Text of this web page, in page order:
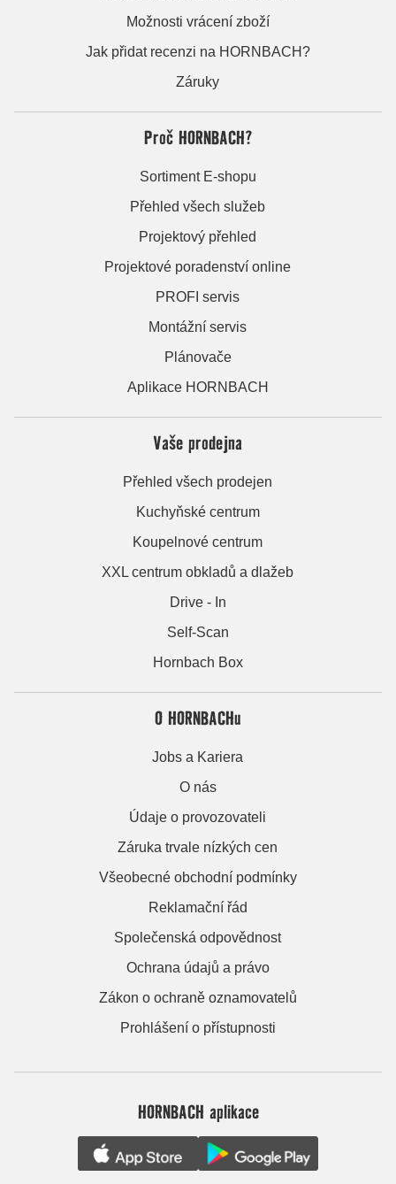
Možnosti vrácení zboží
Jak přidat recenzi na HORNBACH?
Záruky
Proč HORNBACH?
Sortiment E-shopu
Přehled všech služeb
Projektový přehled
Projektové poradenství online
PROFI servis
Montážní servis
Plánovače
Aplikace HORNBACH
Vaše prodejna
Přehled všech prodejen
Kuchyňské centrum
Koupelnové centrum
XXL centrum obkladů a dlažeb
Drive - In
Self-Scan
Hornbach Box
O HORNBACHu
Jobs a Kariera
O nás
Údaje o provozovateli
Záruka trvale nízkých cen
Všeobecné obchodní podmínky
Reklamační řád
Společenská odpovědnost
Ochrana údajů a právo
Zákon o ochraně oznamovatelů
Prohlášení o přístupnosti
HORNBACH aplikace